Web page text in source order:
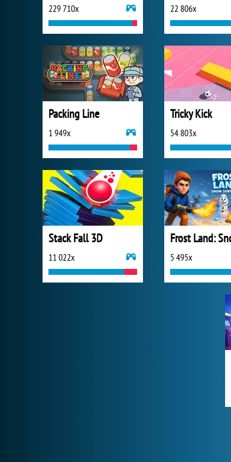
229 710x 22 806x
Packing Line
1 949x
Tricky Kick
54 803x
Stack Fall 3D
11 022x 5 495x